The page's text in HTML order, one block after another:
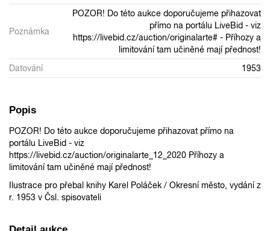
Poznámka
POZOR! Do této aukce doporučujeme přihazovat
přímo na portálu LiveBid - viz
https://livebid.cz/auction/originalarte# - Příhozy a
limitování tam učiněné mají přednost!
Datování
1953
Popis
POZOR! Do této aukce doporučujeme přihazovat přímo na
portálu LiveBid - viz
https://livebid.cz/auction/originalarte_12_2020 Příhozy a
limitování tam učiněné mají přednost!
Ilustrace pro přebal knihy Karel Poláček / Okresní město, vydání z
r. 1953 v Čsl. spisovateli